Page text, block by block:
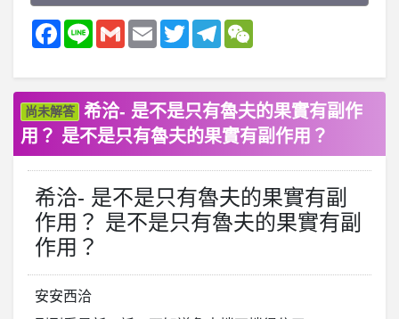
Facebook
Line GmailEmail TwitterTelegramWeChat
尚未解答
希洽- 是不是只有魯夫的果實有副作
用？ 是不是只有魯夫的果實有副作用？
希洽- 是不是只有魯夫的果實有副
作用？ 是不是只有魯夫的果實有副
作用？
安安西洽